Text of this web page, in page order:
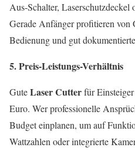
Aus-Schalter, Laserschutzdeckel
Gerade Anfänger profitieren von
Bedienung und gut
5. Preis-Leistungs-Verhältnis
GuteLaser Cutterfür
Euro. Wer professionelle
Budget einplanen, um auf
Wattzahlen oder integrierte